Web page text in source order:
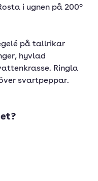
i ugnen på 200°
på tallrikar
hyvlad
Ringla
svartpeppar.